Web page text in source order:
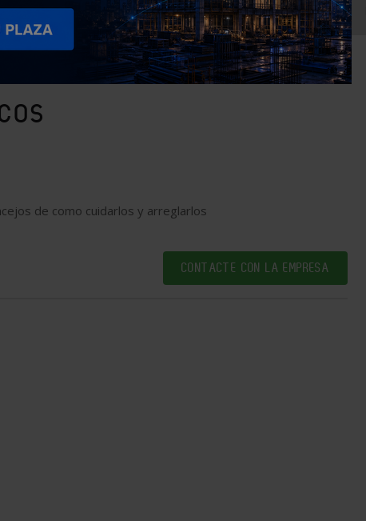
de como cuidarlos y arreglarlos
CONTACTE CON LA EMPRESA